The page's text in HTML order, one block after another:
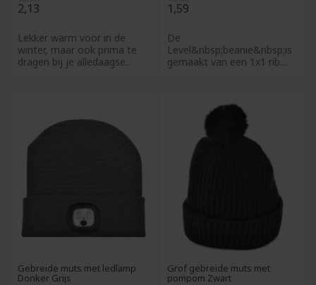
2,13
Lekker warm voor in de
winter, maar ook prima te
dragen bij je alledaagse
1,59
De
Level&nbsp;beanie&nbsp;is
gemaakt van een 1x1 rib
Gebreide muts met ledlamp
Donker Grijs
Grof gebreide muts met
pompom Zwart